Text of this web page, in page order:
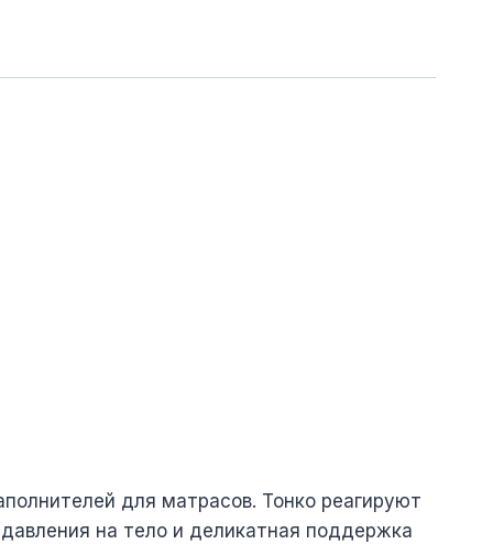
для матрасов. Тонко реагируют
на тело и деликатная поддержка